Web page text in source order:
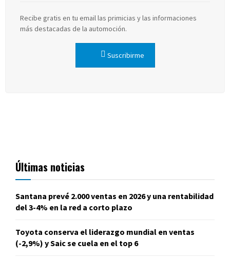
Recibe gratis en tu email las primicias y las informaciones
más destacadas de la automoción.
Suscribirme
Últimas noticias
Santana prevé 2.000 ventas en 2026 y una rentabilidad
del 3-4% en la red a corto plazo
Toyota conserva el liderazgo mundial en ventas
(-2,9%) y Saic se cuela en el top 6